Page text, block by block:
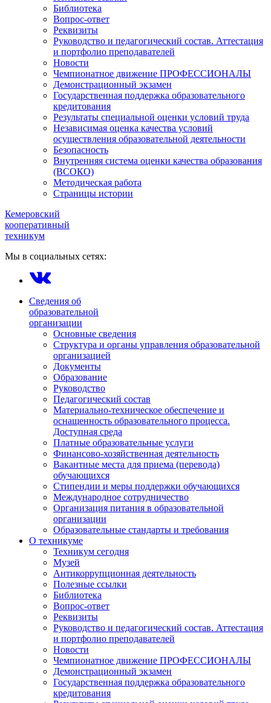
Библиотека
Вопрос-ответ
Реквизиты
Руководство и педагогический состав. Аттестация
и портфолио преподавателей
Новости
Чемпионатное движение ПРОФЕССИОНАЛЫ
Демонстрационный экзамен
Государственная поддержка образовательного
кредитования
Результаты специальной оценки условий труда
Независимая оценка качества условий
осуществления образовательной деятельности
Безопасность
Внутренняя система оценки качества образования
(ВСОКО)
Методическая работа
Страницы истории
Кемеровский
кооперативный
техникум
Мы в социальных сетях:
Сведения об
образовательной
организации
Основные сведения
Структура и органы управления образовательной
организацией
Документы
Образование
Руководство
Педагогический состав
Материально-техническое обеспечение и
оснащенность образовательного процесса.
Доступная среда
Платные образовательные услуги
Финансово-хозяйственная деятельность
Вакантные места для приема (перевода)
обучающихся
Стипендии и меры поддержки обучающихся
Международное сотрудничество
Организация питания в образовательной
организации
Образовательные стандарты и требования
О техникуме
Техникум сегодня
Музей
Антикоррупционная деятельность
Полезные ссылки
Библиотека
Вопрос-ответ
Реквизиты
Руководство и педагогический состав. Аттестация
и портфолио преподавателей
Новости
Чемпионатное движение ПРОФЕССИОНАЛЫ
Демонстрационный экзамен
Государственная поддержка образовательного
кредитования